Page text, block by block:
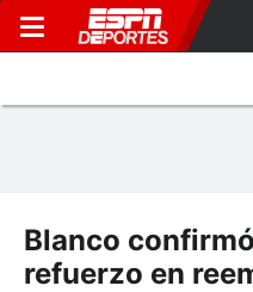
Blanco
refuerzo en